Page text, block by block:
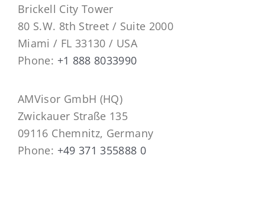
Brickell City Tower
80 S.W. 8th Street / Suite 2000
Miami / FL 33130 / USA
Phone: +1 888 8033990
AMVisor GmbH (HQ)
Zwickauer Straße 135
09116 Chemnitz, Germany
Phone: +49 371 355888 0